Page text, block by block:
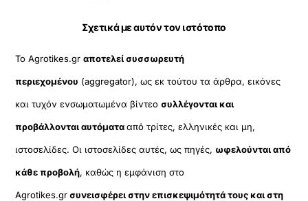
Σχετικά με αυτόν τον ιστότοπο
Το Agrotikes.grαποτελεί συσσωρευτή
περιεχομένου (aggregator), ως εκ τούτου τα άρθρα, εικόνες
και τυχόν ενσωματωμένα βίντεοσυλλέγονται και
προβάλλονται αυτόματααπό τρίτες, ελληνικές και μη,
ιστοσελίδες. Οι ιστοσελίδες αυτές, ως πηγές, ωφελούνται από
κάθε προβολή, καθώς η εμφάνιση στο
Agrotikes.grσυνεισφέρει στην επισκεψιμότητά τους και στη